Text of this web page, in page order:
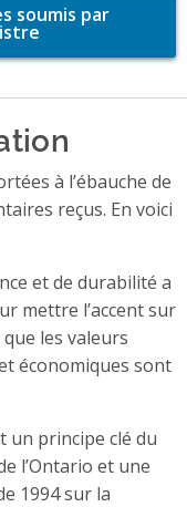
soumis par
à l’ébauche de
reçus. En voici
et de durabilité a
mettre l’accent sur
les valeurs
économiques sont
un principe clé du
l’Ontario et une
1994 sur la